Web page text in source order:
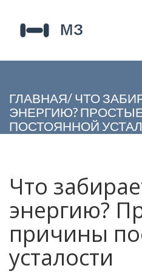
ГЛАВНАЯ/ ЧТО
ЭНЕРГИЮ?
ПОСТОЯННОЙ
Что
энергию?
причины
усталости